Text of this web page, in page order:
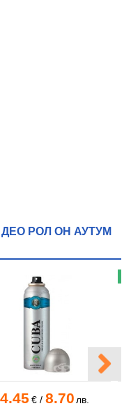
РОЛ ОН АУТУМ
4.45 €/ 8.70 лв.